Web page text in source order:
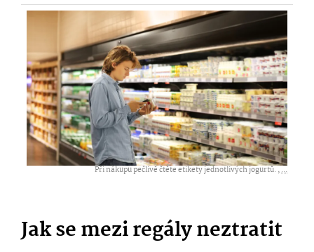
Při nákupu pečlivě čtěte etikety jednotlivých jogurtů. ,...
Jak se mezi regály neztratit